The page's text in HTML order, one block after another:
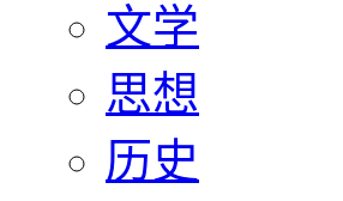
文学
思想
历史